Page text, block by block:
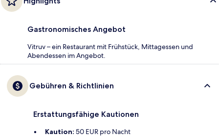
Gastronomisches Angebot
Vitruv – ein Restaurant mit Frühstück, Mittagessen und
Abendessen im Angebot.
Gebühren & Richtlinien
Erstattungsfähige Kautionen
Kaution: 50 EUR pro Nacht